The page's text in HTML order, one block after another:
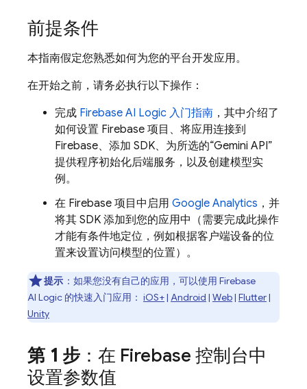
前提条件
本指南假定您熟悉如何为您的平台开发应用。
在开始之前，请务必执行以下操作：
完成 Firebase AI Logic 入门指南 ，其中介绍了
如何设置 Firebase 项目、将应用连接到
Firebase、添加 SDK、为所选的“Gemini API”
提供程序初始化后端服务，以及创建模型实
例。
在 Firebase 项目中启用 Google Analytics ，并
将其 SDK 添加到您的应用中（需要完成此操作
才能有条件地定位，例如根据客户端设备的位
置来设置访问模型的位置）。
提示 ：如果您没有自己的应用，可以使用 Firebase
AI Logic 的快速入门应用： iOS+| Android | Web| Flutter|
Unity
第 1 步 ：在 Firebase 控制台中
设置参数值